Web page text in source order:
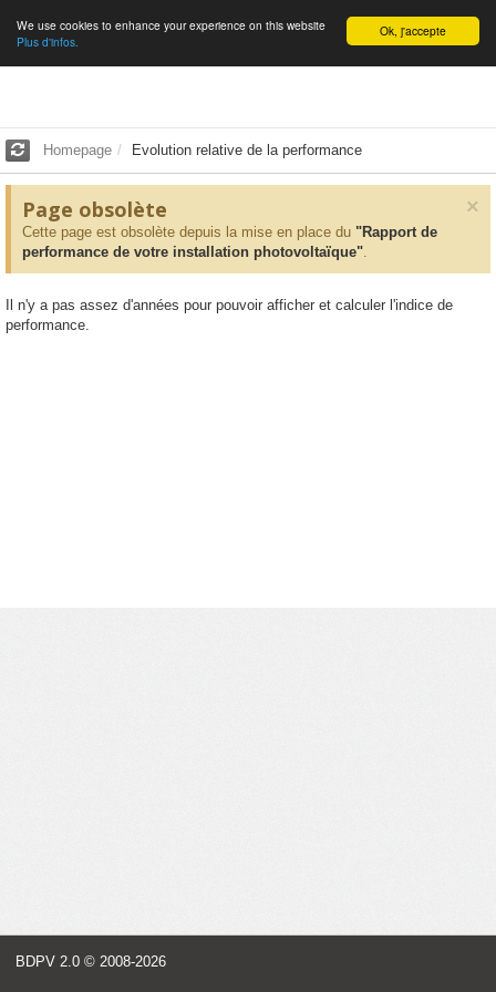
English Ok, j'accepte
We use cookies to enhance your experience on this website
Plus d'infos.
Homepage Evolution relative de la performance
×
Page obsolète
Cette page est obsolète depuis la mise en place du "Rapport de
performance de votre installation photovoltaïque".
Il n'y a pas assez d'années pour pouvoir afficher et calculer l'indice de
performance.
BDPV 2.0 © 2008-2026